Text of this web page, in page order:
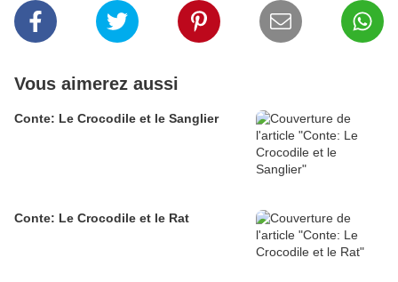
Vous aimerez aussi
Conte: Le Crocodile et le Sanglier
Conte: Le Crocodile et le Rat